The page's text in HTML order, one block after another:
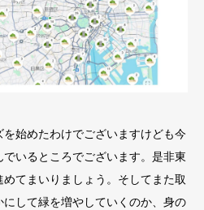
始めたわけでございますけども今
いるところでございます。是非東
てまいりましょう。そしてまた取
して緑を増やしていくのか、身の